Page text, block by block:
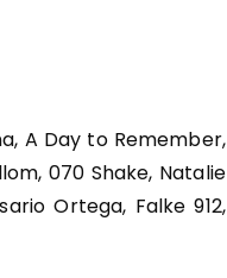
A Day to Remember,
070 Shake, Natalie
Ortega, Falke 912,